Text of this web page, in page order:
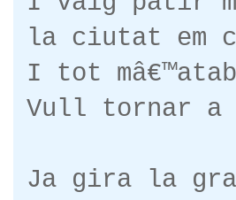
la ciutat em
I tot
Vull tornar a
Ja gira la